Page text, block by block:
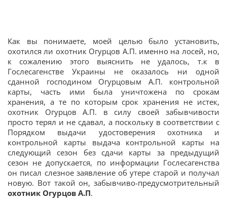
Как вы понимаете, моей целью было установить,
охотился ли охотник Огурцов А.П. именно на лосей, но,
к сожалению этого выяснить не удалось, т.к в
Гослесагенстве Украины не оказалось ни одной
сданной господином Огурцовым А.П. контрольной
карты, часть ими была уничтожена по срокам
хранения, а те по которым срок хранения не истек,
охотник Огурцов А.П. в силу своей забывчивости
просто терял и не сдавал, а поскольку в соответствии с
Порядком выдачи удостоверения охотника и
контрольной карты выдача контрольной карты на
следующий сезон без сдачи карты за предыдущий
сезон не допускается, по информации Гослесагенства
он писал слезное заявление об утере старой и получал
новую. Вот такой он, забывчиво-предусмотрительный
охотник Огурцов А.П.